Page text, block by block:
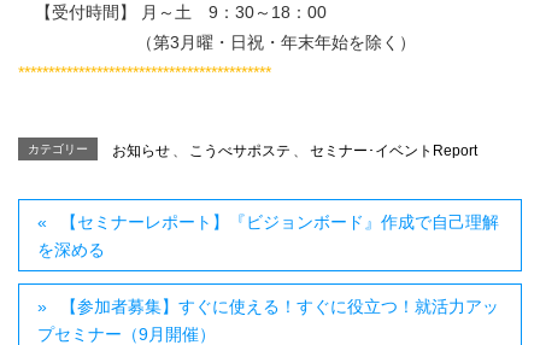
【受付時間】 月～土 9：30～18：00
（第3月曜・日祝・年末年始を除く）
******************************************
カテゴリー お知らせ こうべサポステ セミナー･イベントReport
【セミナーレポート】『ビジョンボード』作成で自己理解
を深める
【参加者募集】すぐに使える！すぐに役立つ！就活力アッ
プセミナー（9月開催）